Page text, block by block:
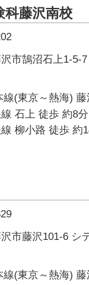
科藤沢南校
市鵠沼石上1-5-
線(東京～熱海)
石上 徒歩 約8分
柳小路 徒歩 約
市藤沢101-6 シ
線(東京～熱海)